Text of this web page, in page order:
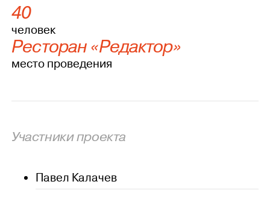
40
человек
Ресторан «Редактор»
место проведения
Участники проекта
Павел Калачев